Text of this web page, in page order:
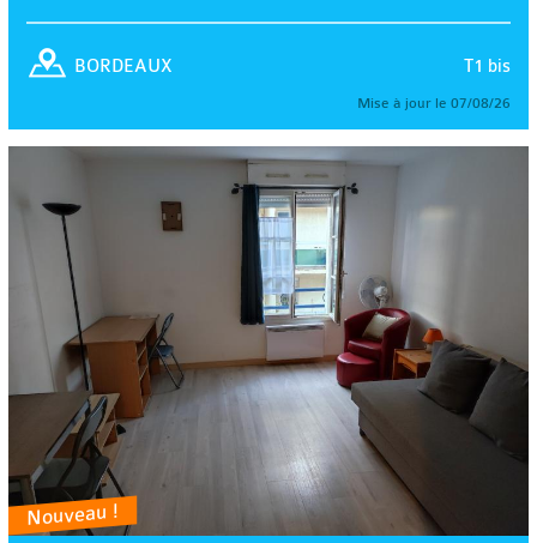
T1 bis
BORDEAUX
Mise à jour le 07/08/26
Nouveau !